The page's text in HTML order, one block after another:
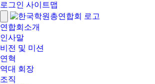
로그인 사이트맵
연합회소개
인사말
비전 및 미션
연혁
역대 회장
조직